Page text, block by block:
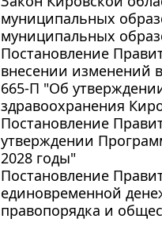
муниципальных
муниципальных
Постановление
внесении изменений
665-П "Об
здравоохранения
Постановление
утверждении
2028 годы"
Постановление
единовременной
правопорядка и